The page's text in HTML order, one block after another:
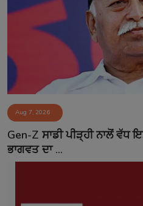
Aug 7, 2026
Gen-Z ਸਾਡੀ ਪੀੜ੍ਹੀ ਨਾਲੋਂ
ਭਾਗਵਤ ਦਾ ...